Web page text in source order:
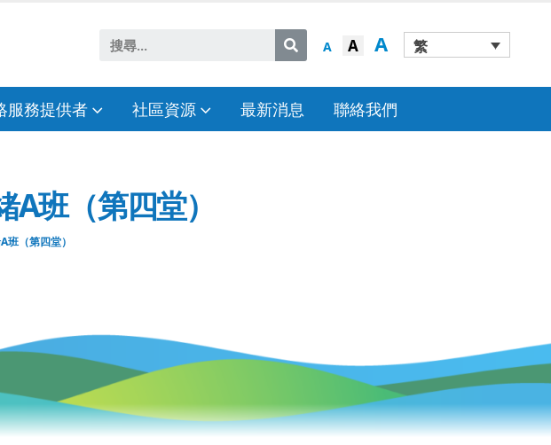
A A A 繁
服務提供者 社區資源 最新消息 聯絡我們
班（第四堂）
班（第四堂）